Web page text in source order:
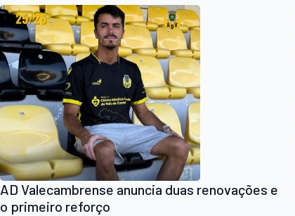
AD Valecambrense anuncia duas renovações e
o primeiro reforço